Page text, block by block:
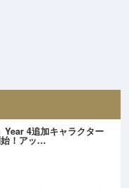
Year 4追加キャラクター
始！アッ…